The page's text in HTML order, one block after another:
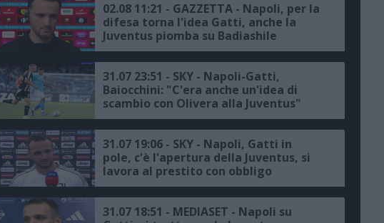
02.08 11:21 - GAZZETTA - Napoli, per la
difesa torna l'idea Gatti, anche la
Juventus piomba su Badiashile
31.07 23:51 - SKY - Napoli-Gatti,
Baiocchini: "C'era anche un'idea di
scambio con Olivera alla Juventus"
31.07 19:06 - SKY - Napoli, Gatti in
pole, c'è l'apertura della Juventus, si
lavora al prestito con obbligo
31.07 18:51 - MEDIASET - Napoli su